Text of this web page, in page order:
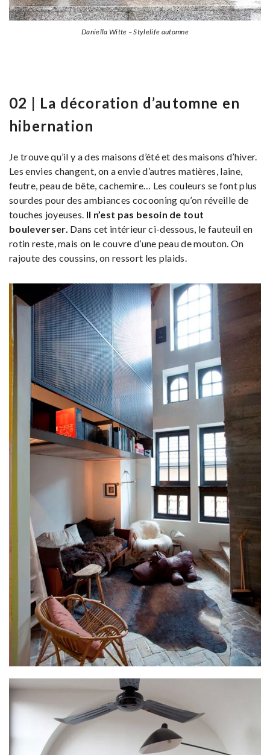
Daniella Witte – Stylelife automne
02 | La décoration d’automne en
hibernation
Je trouve qu’il y a des maisons d’été et des maisons d’hiver.
Les envies changent, on a envie d’autres matières, laine,
feutre, peau de bête, cachemire… Les couleurs se font plus
sourdes pour des ambiances cocooning qu’on réveille de
touches joyeuses. Il n’est pas besoin de tout
bouleverser. Dans cet intérieur ci-dessous, le fauteuil en
rotin reste, mais on le couvre d’une peau de mouton. On
rajoute des coussins, on ressort les plaids.